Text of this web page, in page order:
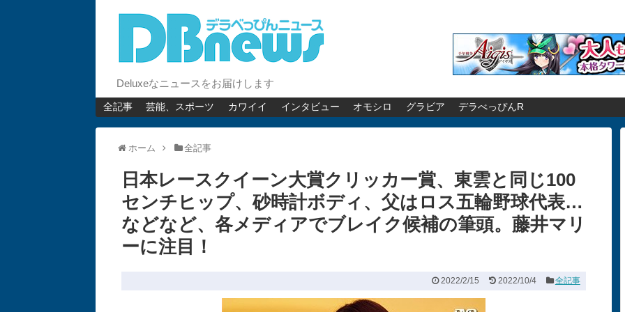
Deluxeなニュースをお届けします
全記事 芸能、スポーツ カワイイ インタビュー オモシロ グラビア デラべっぴんR
ホーム 全記事
日本レースクイーン大賞クリッカー賞、東雲と同じ100
センチヒップ、砂時計ボディ、父はロス五輪野球代表…
などなど、各メディアでブレイク候補の筆頭。藤井マリ
ーに注目！
2022/2/15 2022/10/4 全記事